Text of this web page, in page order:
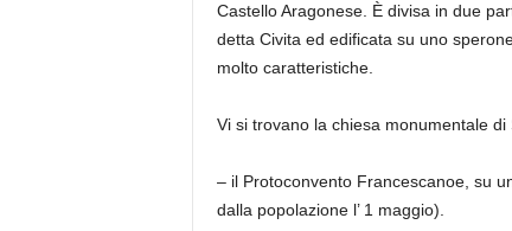
Castello Aragonese. È divisa in due
detta Civita ed edificata su uno
molto caratteristiche.
Vi si trovano la chiesa monumentale di
– il Protoconvento Francescanoe, su
dalla popolazione l’ 1 maggio).